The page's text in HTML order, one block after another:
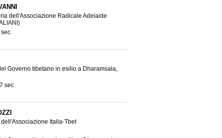
dell'Associazione Radicale Adelaide
Governo tibetano in esilio a Dharamsala,
sec
Italia-Tbet